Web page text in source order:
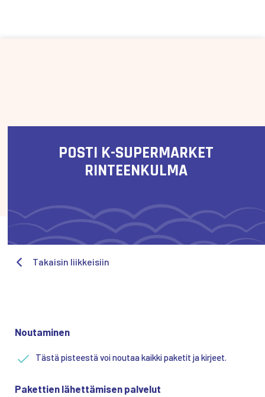
POSTI K-SUPERMARKET
RINTEENKULMA
Takaisin liikkeisiin
Noutaminen
Tästä pisteestä voi noutaa kaikki paketit ja kirjeet.
Pakettien lähettämisen palvelut